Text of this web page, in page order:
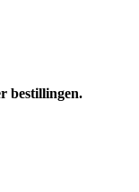
bestillingen.